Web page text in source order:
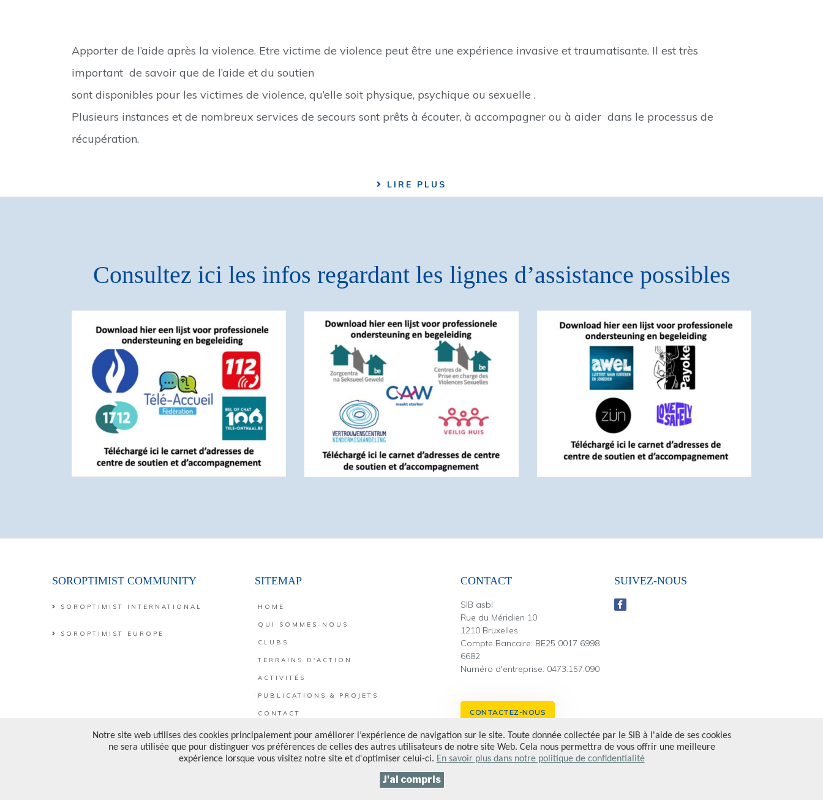
Apporter de l’aide après la violence. Etre victime de violence peut être une expérience invasive et traumatisante. Il est très
important de savoir que de l’aide et du soutien
sont disponibles pour les victimes de violence, qu’elle soit physique, psychique ou sexuelle .
Plusieurs instances et de nombreux services de secours sont prêts à écouter, à accompagner ou à aider dans le processus de
récupération.
LIRE PLUS
Consultez ici les infos regardant les lignes d’assistance possibles
SOROPTIMIST COMMUNITY
SOROPTIMIST INTERNATIONAL
SOROPTIMIST EUROPE
SITEMAP
HOME
QUI SOMMES-NOUS
CLUBS
TERRAINS D'ACTION
ACTIVITÉS
PUBLICATIONS & PROJETS
CONTACT
FAIRE UN DON
PRIVACY POLICY
CONTACT
SIB asbl
Rue du Méridien 10
1210 Bruxelles
Compte Bancaire: BE25 0017 6998
6682
Numéro d'entreprise: 0473.157.090
CONTACTEZ-NOUS
SUIVEZ-NOUS
© 2026 All rights reserved. Design by